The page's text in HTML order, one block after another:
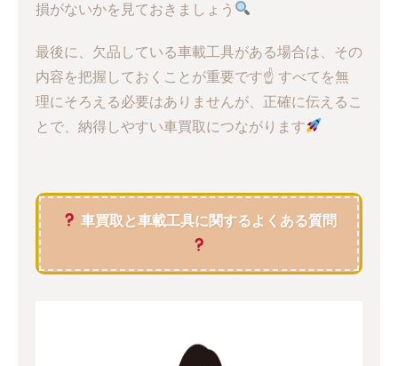
損がないかを見ておきましょう
最後に、欠品している車載工具がある場合は、その
内容を把握しておくことが重要です☝ すべてを無
理にそろえる必要はありませんが、正確に伝えるこ
とで、納得しやすい車買取につながります
車買取と車載工具に関するよくある質問